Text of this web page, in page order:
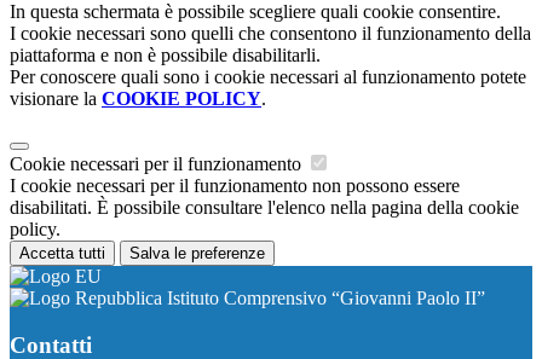
In questa schermata è possibile scegliere quali cookie consentire.
I cookie necessari sono quelli che consentono il funzionamento della
piattaforma e non è possibile disabilitarli.
Per conoscere quali sono i cookie necessari al funzionamento potete
visionare la COOKIE POLICY.
Cookie necessari per il funzionamento
I cookie necessari per il funzionamento non possono essere
disabilitati. È possibile consultare l'elenco nella pagina della cookie
policy.
Accetta tutti Salva le preferenze
Istituto Comprensivo “Giovanni Paolo II”
Contatti